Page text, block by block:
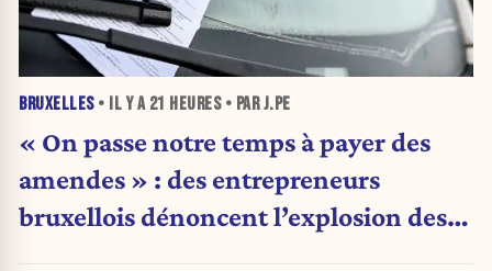
BRUXELLES• IL Y A 21 HEURES• PAR J.PE
« On passe notre temps à payer des
amendes » : des entrepreneurs
bruxellois dénoncent l’explosion des